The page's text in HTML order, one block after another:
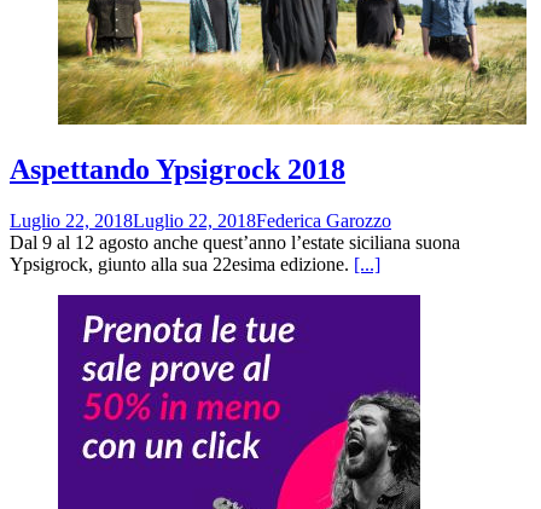
Aspettando Ypsigrock 2018
Luglio 22, 2018Luglio 22, 2018Federica Garozzo
Dal 9 al 12 agosto anche quest’anno l’estate siciliana suona
Ypsigrock, giunto alla sua 22esima edizione. [...]